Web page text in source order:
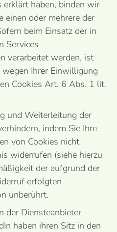
erklärt haben, binden wir
einen oder mehrere der
beim Einsatz der in
Services
verarbeitet werden, ist
Ihrer Einwilligung
Cookies Art. 6 Abs. 1 lit.
und Weiterleitung der
indem Sie Ihre
von Cookies nicht
widerrufen (siehe hierzu
der aufgrund der
erfolgten
unberührt.
der Diensteanbieter
haben ihren Sitz in den